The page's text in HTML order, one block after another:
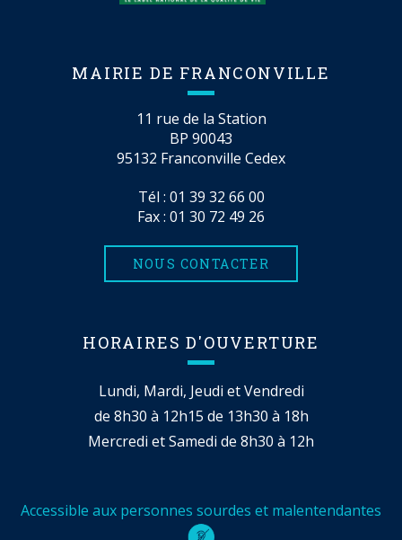
MAIRIE DE FRANCONVILLE
11 rue de la Station
BP 90043
95132 Franconville Cedex
Tél : 01 39 32 66 00
Fax : 01 30 72 49 26
NOUS CONTACTER
HORAIRES D'OUVERTURE
Lundi, Mardi, Jeudi et Vendredi
de 8h30 à 12h15 de 13h30 à 18h
Mercredi et Samedi de 8h30 à 12h
Accessible aux personnes sourdes et malentendantes